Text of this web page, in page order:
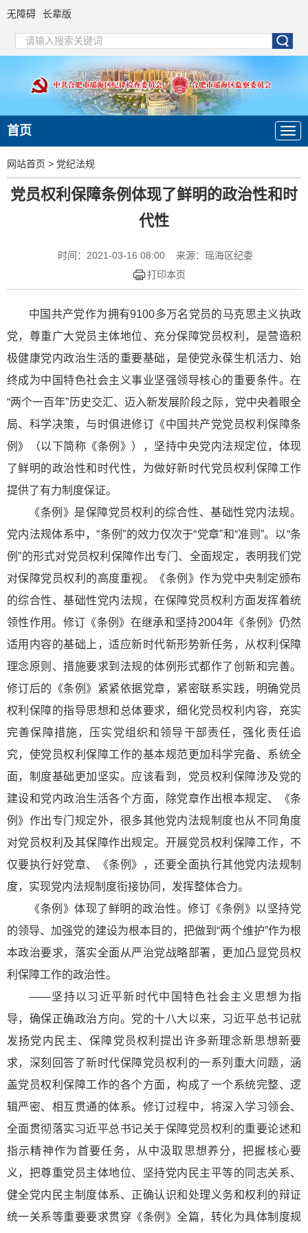
无障碍 长辈版
首页
网站首页 > 党纪法规
党员权利保障条例体现了鲜明的政治性和时
代性
时间：2021-03-16 08:00
来源：瑶海区纪委
打印本页
中国共产党作为拥有9100多万名党员的马克思主义执政
党，尊重广大党员主体地位、充分保障党员权利，是营造积
极健康党内政治生活的重要基础，是使党永葆生机活力、始
终成为中国特色社会主义事业坚强领导核心的重要条件。在
“两个一百年”历史交汇、迈入新发展阶段之际，党中央着眼全
局、科学决策，与时俱进修订《中国共产党党员权利保障条
例》（以下简称《条例》），坚持中央党内法规定位，体现
了鲜明的政治性和时代性，为做好新时代党员权利保障工作
提供了有力制度保证。
《条例》是保障党员权利的综合性、基础性党内法规。
党内法规体系中，“条例”的效力仅次于“党章”和“准则”。以“条
例”的形式对党员权利保障作出专门、全面规定，表明我们党
对保障党员权利的高度重视。《条例》作为党中央制定颁布
的综合性、基础性党内法规，在保障党员权利方面发挥着统
领性作用。修订《条例》在继承和坚持2004年《条例》仍然
适用内容的基础上，适应新时代新形势新任务，从权利保障
理念原则、措施要求到法规的体例形式都作了创新和完善。
修订后的《条例》紧紧依据党章，紧密联系实践，明确党员
权利保障的指导思想和总体要求，细化党员权利内容，充实
完善保障措施，压实党组织和领导干部责任，强化责任追
究，使党员权利保障工作的基本规范更加科学完备、系统全
面，制度基础更加坚实。应该看到，党员权利保障涉及党的
建设和党内政治生活各个方面，除党章作出根本规定、《条
例》作出专门规定外，很多其他党内法规制度也从不同角度
对党员权利及其保障作出规定。开展党员权利保障工作，不
仅要执行好党章、《条例》，还要全面执行其他党内法规制
度，实现党内法规制度衔接协同，发挥整体合力。
《条例》体现了鲜明的政治性。修订《条例》以坚持党
的领导、加强党的建设为根本目的，把做到“两个维护”作为根
本政治要求，落实全面从严治党战略部署，更加凸显党员权
利保障工作的政治性。
——坚持以习近平新时代中国特色社会主义思想为指
导，确保正确政治方向。党的十八大以来，习近平总书记就
发扬党内民主、保障党员权利提出许多新理念新思想新要
求，深刻回答了新时代保障党员权利的一系列重大问题，涵
盖党员权利保障工作的各个方面，构成了一个系统完整、逻
辑严密、相互贯通的体系。修订过程中，将深入学习领会、
全面贯彻落实习近平总书记关于保障党员权利的重要论述和
指示精神作为首要任务，从中汲取思想养分，把握核心要
义，把尊重党员主体地位、坚持党内民主平等的同志关系、
健全党内民主制度体系、正确认识和处理义务和权利的辩证
统一关系等重要要求贯穿《条例》全篇，转化为具体制度规